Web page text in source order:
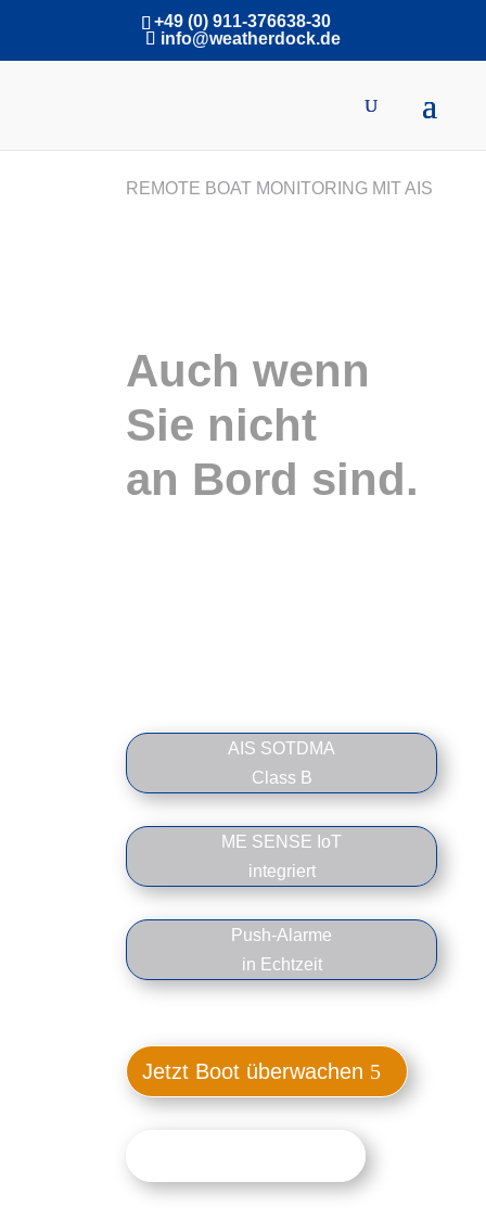
+49 (0) 911-376638-30
info@weatherdock.de
REMOTE BOAT MONITORING MIT AIS
Auch wenn
Sie nicht
an Bord sind.
AIS SOTDMA
Class B
ME SENSE IoT
integriert
Push-Alarme
in Echtzeit
Jetzt Boot überwachen